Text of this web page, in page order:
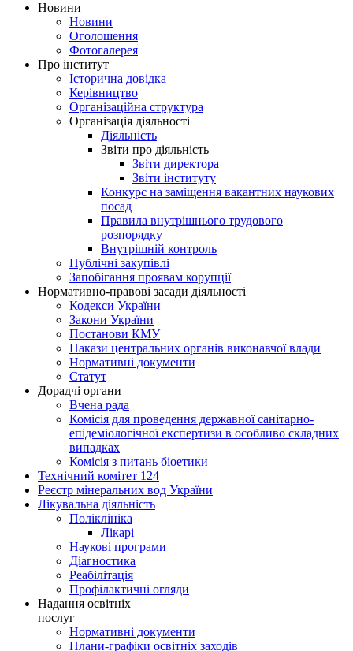
Новини
Новини
Оголошення
Фотогалерея
Про інститут
Історична довідка
Керівництво
Організаційна структура
Організація діяльності
Діяльність
Звіти про діяльність
Звіти директора
Звіти інституту
Конкурс на заміщення вакантних наукових
посад
Правила внутрішнього трудового
розпорядку
Внутрішній контроль
Публічні закупівлі
Запобігання проявам корупції
Нормативно-правові засади діяльності
Кодекси України
Закони України
Постанови КМУ
Накази центральних органів виконавчої влади
Нормативні документи
Статут
Дорадчі органи
Вчена рада
Комісія для проведення державної санітарно-
епідеміологічної експертизи в особливо складних
випадках
Комісія з питань біоетики
Технічний комітет 124
Реєстр мінеральних вод України
Лікувальна діяльність
Поліклініка
Лікарі
Наукові програми
Діагностика
Реабілітація
Профілактичні огляди
Надання освітніх
послуг
Нормативні документи
Плани-графіки освітніх заходів